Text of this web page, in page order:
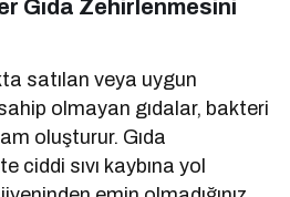
Gıda Zehirlenmesini
satılan veya uygun
olmayan gıdalar, bakteri
oluşturur. Gıda
ciddi sıvı kaybına yol